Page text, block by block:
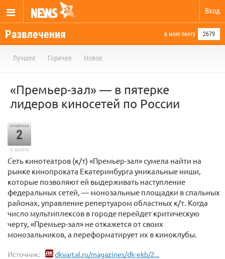
Вход
Развлечения в мою ленту 2679
Лучшее Горячее Новое
«Премьер-зал» — в пятерке
лидеров киносетей по России
отметили
2
в архиве
Сеть кинотеатров (к/т) «Премьер-зал» сумела найти на
рынке кинопроката Екатеринбурга уникальные ниши,
которые позволяют ей выдерживать наступление
федеральных сетей, — монозальные площадки в спальных
районах, управление репертуаром областных к/т. Когда
число мультиплексов в городе перейдет критическую
черту, «Премьер-зал» не откажется от своих
монозальников, а переформатирует их в киноклубы.
Источник: dkvartal.ru/magazines/dk-ekb/2...